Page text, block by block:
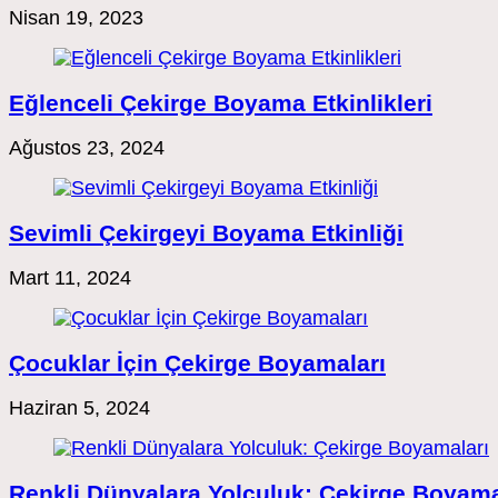
Nisan 19, 2023
Eğlenceli Çekirge Boyama Etkinlikleri
Ağustos 23, 2024
Sevimli Çekirgeyi Boyama Etkinliği
Mart 11, 2024
Çocuklar İçin Çekirge Boyamaları
Haziran 5, 2024
Renkli Dünyalara Yolculuk: Çekirge